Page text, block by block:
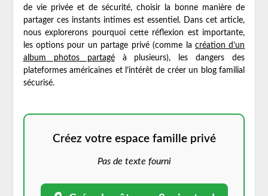
de vie privée et de sécurité, choisir la bonne manière de
partager ces instants intimes est essentiel. Dans cet article,
nous explorerons pourquoi cette réflexion est importante,
les options pour un partage privé (comme lacréation d’un
album photos partagéà plusieurs), les dangers des
plateformes américaines et l’intérêt de créer un blog familial
sécurisé.
Créez votre espace famille privé
Pas de texte fourni